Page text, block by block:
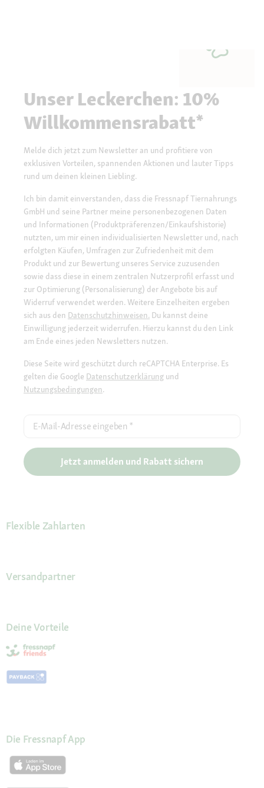
Unser Leckerchen: 10%
Willkommensrabatt*
Melde dich jetzt zum Newsletter an und profitiere von
exklusiven Vorteilen, spannenden Aktionen und lauter Tipps
rund um deinen kleinen Liebling.
Ich bin damit einverstanden, dass die Fressnapf Tiernahrungs
GmbH und seine Partner meine personenbezogenen Daten
und Informationen (Produktpräferenzen/Einkaufshistorie)
nutzten, um mir einen individualisierten Newsletter und, nach
erfolgten Käufen, Umfragen zur Zufriedenheit mit dem
Produkt und zur Bewertung unseres Service zuzusenden
sowie dass diese in einem zentralen Nutzerprofil erfasst und
zur Optimierung (Personalisierung) der Angebote bis auf
Widerruf verwendet werden. Weitere Einzelheiten ergeben
sich aus den Datenschutzhinweisen. Du kannst deine
Einwilligung jederzeit widerrufen. Hierzu kannst du den Link
am Ende eines jeden Newsletters nutzen.
Diese Seite wird geschützt durch reCAPTCHA Enterprise. Es
gelten die Google Datenschutzerklärung und
Nutzungsbedingungen.
E-Mail-Adresse eingeben *
Jetzt anmelden und Rabatt sichern
Flexible Zahlarten
Versandpartner
Deine Vorteile
Die Fressnapf App